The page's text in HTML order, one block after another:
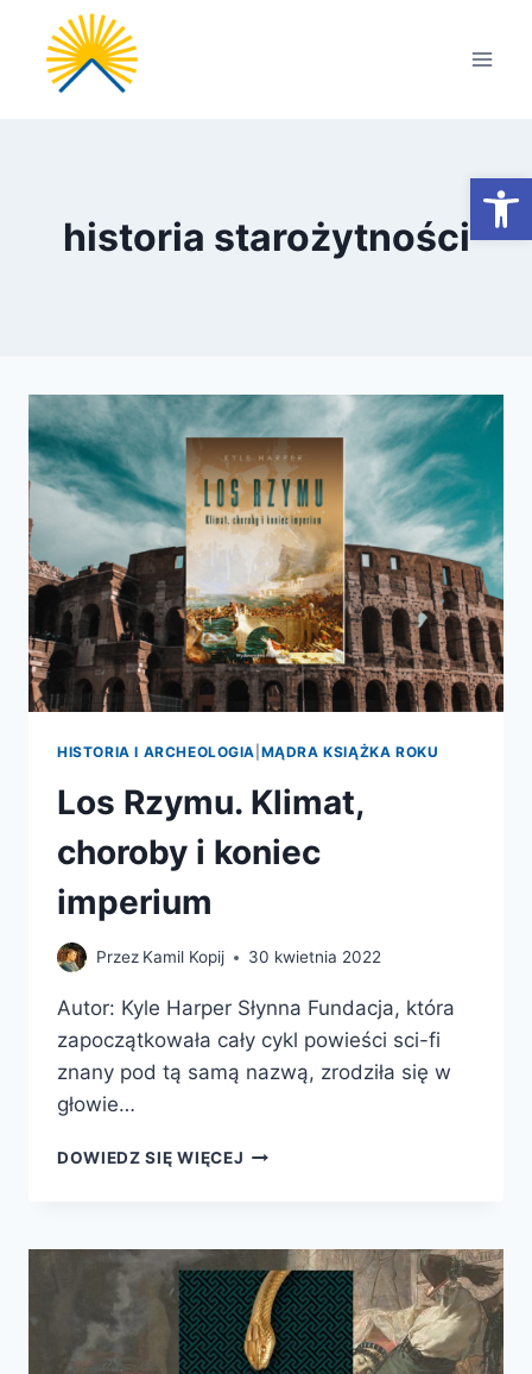
Przejdź
treści
historia starożytności
HISTORIA I ARCHEOLOGIA MĄDRA KSIĄŻKA ROKU
Los Rzymu. Klimat,
choroby i koniec
imperium
Przez Kamil Kopij 30 kwietnia 2022
Autor: Kyle Harper Słynna Fundacja, która
zapoczątkowała cały cykl powieści sci-fi
znany pod tą samą nazwą, zrodziła się w
głowie…
DOWIEDZ SIĘ WIĘCEJ LOS
I
KONIEC
IMPERIUM